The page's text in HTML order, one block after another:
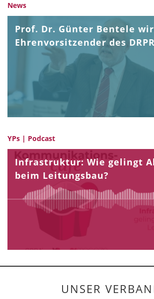
News
Prof. Dr. Günter Bentele
Ehrenvorsitzender des DRPR
YPs | Podcast
Infrastruktur: Wie gelingt
beim Leitungsbau?
UNSER